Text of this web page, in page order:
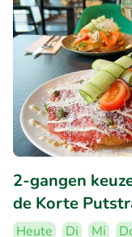
2-gangen
de Korte
Heute Di Mi